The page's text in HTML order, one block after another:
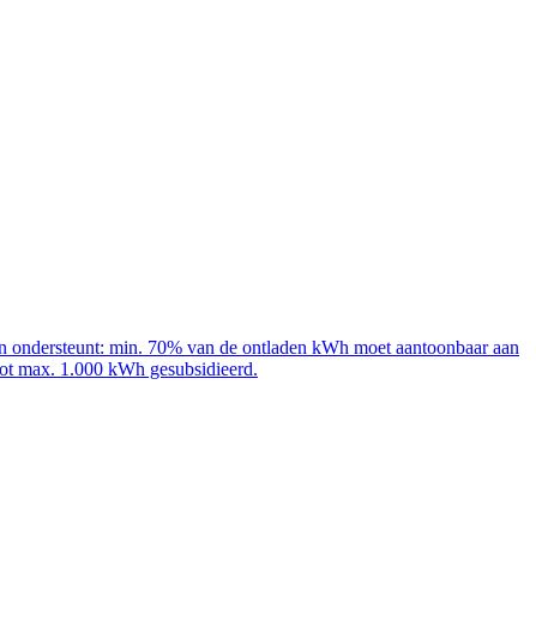
min. 70% van de ontladen kWh moet aantoonbaar aan
max. 1.000 kWh gesubsidieerd.